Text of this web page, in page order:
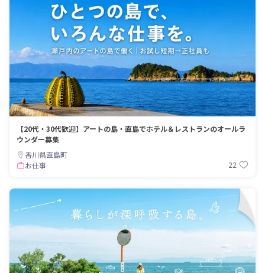
【20代・30代歓迎】アートの島・直島でホテル＆レストランのオールラ
ウンダー募集
香川県直島町
お仕事
22